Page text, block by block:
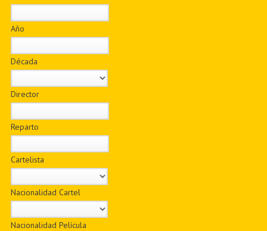
Año
Década
Director
Reparto
Cartelista
Nacionalidad Cartel
Nacionalidad Película